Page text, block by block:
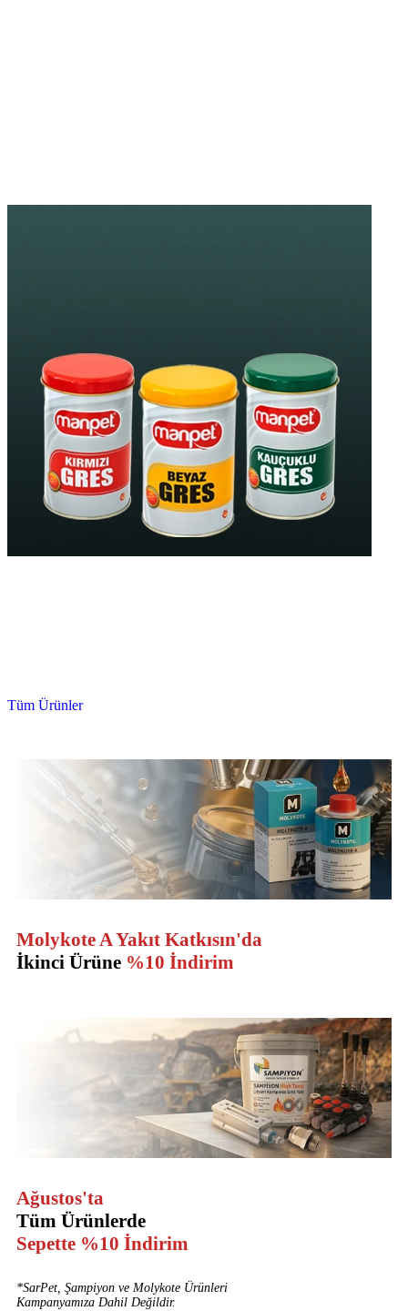
Tüm Ürünler
Molykote A Yakıt Katkısın'da
İkinci Ürüne %10 İndirim
Ağustos'ta
Tüm Ürünlerde
Sepette %10 İndirim
*SarPet, Şampiyon ve Molykote Ürünleri
Kampanyamıza Dahil Değildir.